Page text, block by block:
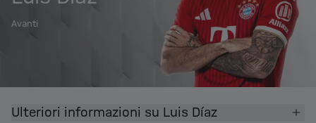
Avanti
Ulteriori informazioni su Luis Díaz